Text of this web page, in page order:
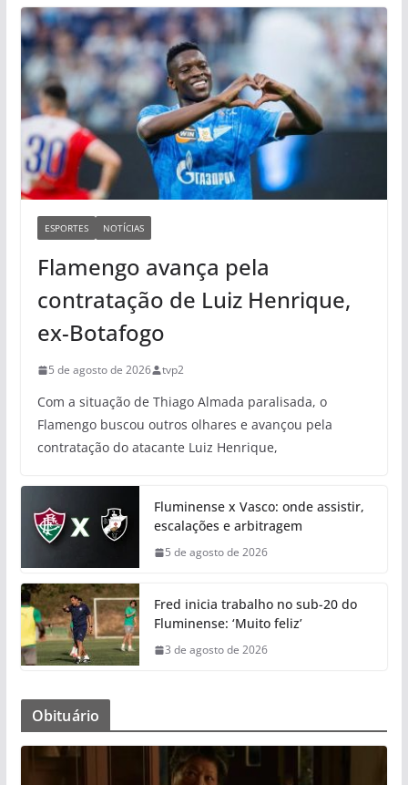
ESPORTES NOTÍCIAS
Flamengo avança pela
contratação de Luiz Henrique,
ex-Botafogo
5 de agosto de 2026 tvp2
Com a situação de Thiago Almada paralisada, o
Flamengo buscou outros olhares e avançou pela
contratação do atacante Luiz Henrique,
Fluminense x Vasco: onde assistir,
escalações e arbitragem
5 de agosto de 2026
Fred inicia trabalho no sub-20 do
Fluminense: ‘Muito feliz’
3 de agosto de 2026
Obituário